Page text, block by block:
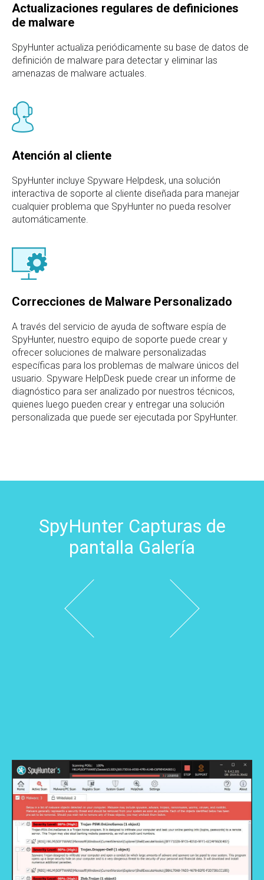
Actualizaciones regulares de definiciones
de malware
SpyHunter actualiza periódicamente su base de datos de
definición de malware para detectar y eliminar las
amenazas de malware actuales.
Atención al cliente
SpyHunter incluye Spyware Helpdesk, una solución
interactiva de soporte al cliente diseñada para manejar
cualquier problema que SpyHunter no pueda resolver
automáticamente.
Correcciones de Malware Personalizado
A través del servicio de ayuda de software espía de
SpyHunter, nuestro equipo de soporte puede crear y
ofrecer soluciones de malware personalizadas
específicas para los problemas de malware únicos del
usuario. Spyware HelpDesk puede crear un informe de
diagnóstico para ser analizado por nuestros técnicos,
quienes luego pueden crear y entregar una solución
personalizada que puede ser ejecutada por SpyHunter.
SpyHunter Capturas de
pantalla Galería